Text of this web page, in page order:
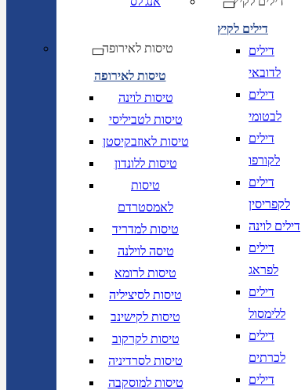
טיסות לאירופה
טיסות לאירופה
טיסות לוינה
טיסות לטביליסי
טיסות לאוזבקיסטן
טיסות ללונדון
טיסות
לאמסטרדם
טיסות למדריד
טיסה לוילנה
טיסות לרומא
טיסות לסיציליה
טיסות לקישינב
טיסות לקרקוב
טיסות לסרדיניה
טיסות למוסקבה
דילים לקיץ
דילים
לדובאי
דילים
לבטומי
דילים
לקורפו
דילים
לקפריסין
דילים לוינה
דילים
לפראג
דילים
ללימסול
דילים
לכרתים
דילים